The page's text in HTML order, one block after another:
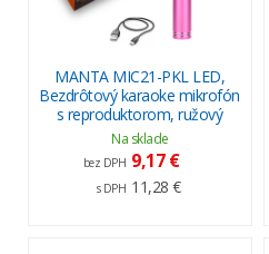
MANTA MIC21-PKL LED,
Bezdrôtový karaoke mikrofón
s reproduktorom, ružový
Na sklade
bez DPH 9,17 €
s DPH 11,28 €